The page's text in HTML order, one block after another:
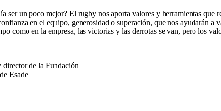
ser un poco mejor? El rugby nos aporta valores y herramientas que
en el equipo, generosidad o superación, que nos ayudarán a
como en la empresa, las victorias y las derrotas se van, pero los
director de la Fundación
Esade